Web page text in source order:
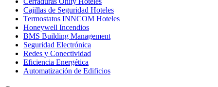
Cajillas de Seguridad Hoteles
Termostatos INNCOM Hoteles
Honeywell Incendios
BMS Building Management
Seguridad Electrónica
Redes y Conectividad
Eficiencia Energética
Automatización de Edificios